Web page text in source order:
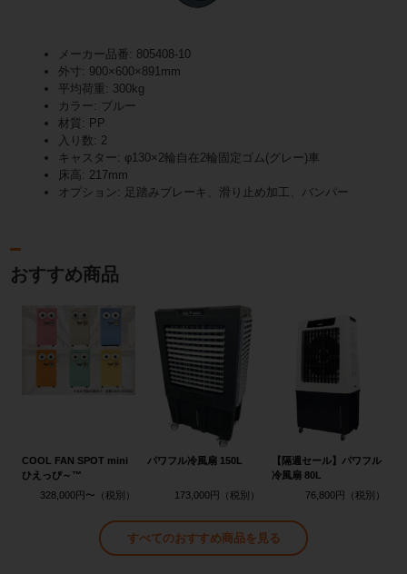
メーカー品番: 805408-10
外寸: 900×600×891mm
平均荷重: 300kg
カラー: ブルー
材質: PP
入り数: 2
キャスター: φ130×2輪自在2輪固定ゴム(グレー)車
床高: 217mm
オプション: 足踏みブレーキ、滑り止め加工、バンパー
おすすめ商品
COOL FAN SPOT mini
ひえっぴ～™
328,000円〜
パワフル冷風扇 150L
173,000円
【隔週セール】パワフル
冷風扇 80L
76,800円
すべてのおすすめ商品を見る